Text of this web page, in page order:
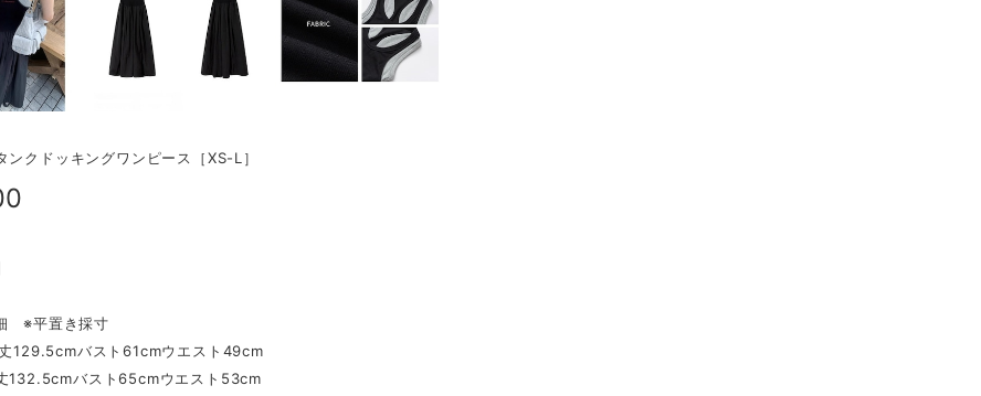
ンクドッキングワンピース［XS-L］
※平置き採寸
129.5cmバスト61cmウエスト49cm
132.5cmバスト65cmウエスト53cm